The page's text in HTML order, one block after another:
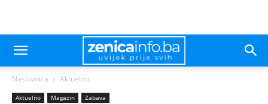
Naslovnica Aktuelno
Aktuelno Magazin Zabava